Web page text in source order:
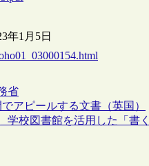
年1月5日
省
アピールする文書（英国）
校図書館を活用した「書